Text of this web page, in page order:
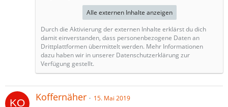
Alle externen Inhalte anzeigen
Durch die Aktivierung der externen Inhalte erklärst du dich
damit einverstanden, dass personenbezogene Daten an
Drittplattformen übermittelt werden. Mehr Informationen
dazu haben wir in unserer Datenschutzerklärung zur
Verfügung gestellt.
Koffernäher 15. Mai 2019